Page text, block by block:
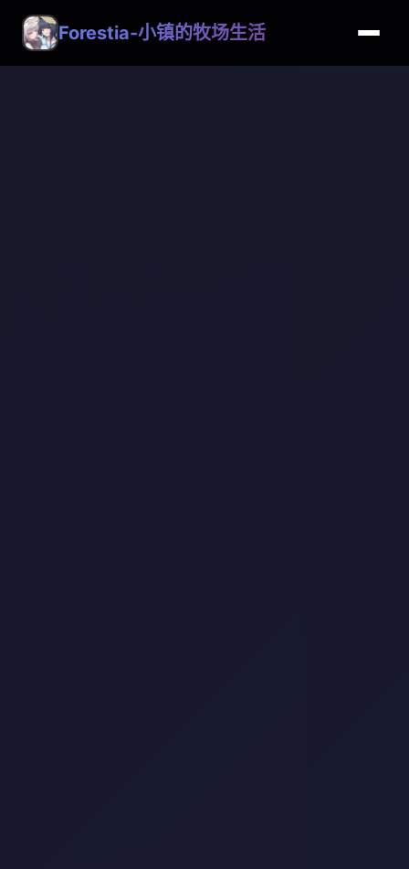
Forestia-小镇的牧场生活